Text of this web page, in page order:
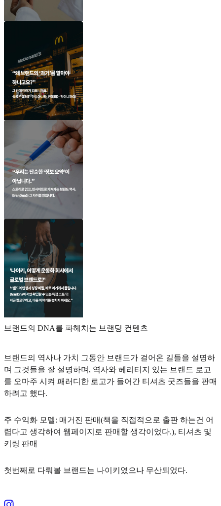
브랜드의 DNA를 파헤치는 브랜딩 컨텐츠
브랜드의 역사나 가치 그동안 브랜드가 걸어온 길들을 설명하
며 그것들을 잘 설명하며, 역사와 헤리티지 있는 브랜드 로고
를 오마주 시켜 패러디한 로고가 들어간 티셔츠 굿즈들을 판매
하려고 했다.
주 수익화 모델: 매거진 판매(책을 직접적으로 출판 하는건 어
렵다고 생각하여 웹페이지로 판매할 생각이었다.), 티셔츠 및
키링 판매
첫번째로 다뤄볼 브랜드는 나이키였으나 무산되었다.